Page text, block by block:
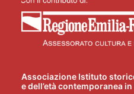
Associazione Istituto
e dell’età contemporanea